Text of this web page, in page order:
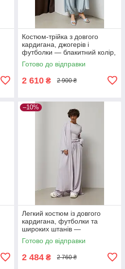
Костюм-трійка з довгого
кардигана, джогерів і
футболки — блакитний колір,
S (є розміри)
Готово до відправки
2 610 ₴ 2 900 ₴
–10%
Легкий костюм із довгого
кардигана, футболки та
широких штанів —
лавандовий колір, ONE SIZE
(є розміри)
Готово до відправки
2 484 ₴ 2 760 ₴